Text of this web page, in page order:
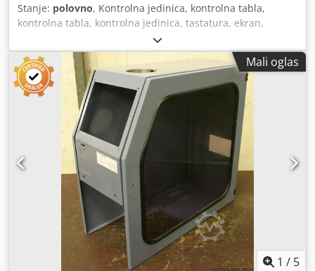
Stanje: polovno, Kontrolna jedinica, kontrolna tabla,
kontrolna tabla, kontrolna jedinica, tastatura, ekran,
kontrola, kontrolna tabla sa dve ruke -Kontrolna tabla sa
dve ruke: sa kočnice za štampu Atlantic HPT 13536 -
Prekidač za stopala: Bernstein Classic -Dimenzije:
920/1010/H1100 mm -Težina: 25 kg Crodpjfn Egrefx Acwef
Mali oglas
1 / 5